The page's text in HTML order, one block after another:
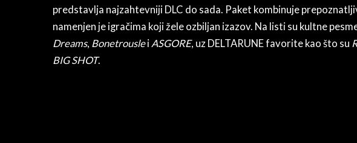
predstavlja najzahtevniji DLC do sada. Paket kombinuje
namenjen je igračima koji žele ozbiljan izazov. Na listi su kultne
Dreams, Bonetrouslei ASGORE, uz DELTARUNE favorite kao što su
BIG SHOT.